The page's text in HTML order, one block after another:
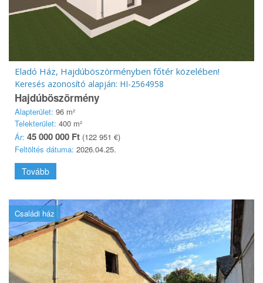
Eladó Ház, Hajdúböszörményben főtér közelében!
Keresés azonosító alapján: HI-2564958
Hajdúböszörmény
Alapterület: 96 m²
Telekterület: 400 m²
Ár: 45 000 000 Ft (122 951 €)
Feltöltés dátuma: 2026.04.25.
Tovább
Családi ház